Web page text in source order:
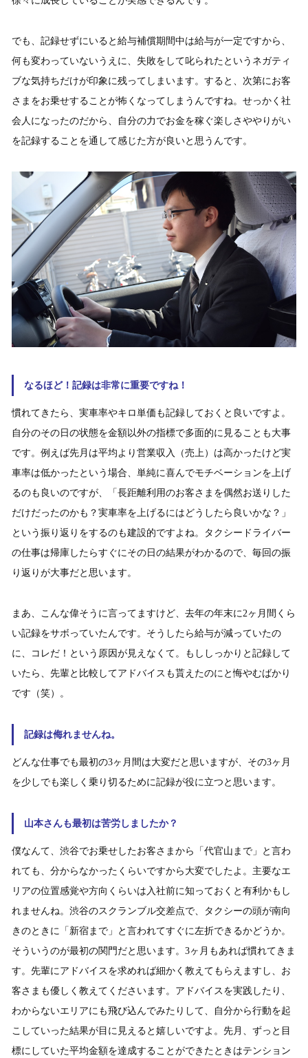
でも、記録せずにいると給与補償期間中は給与が一定ですから、
何も変わっていないうえに、失敗をして叱られたというネガティ
ブな気持ちだけが印象に残ってしまいます。すると、次第にお客
さまをお乗せすることが怖くなってしまうんですね。せっかく社
会人になったのだから、自分の力でお金を稼ぐ楽しさややりがい
を記録することを通して感じた方が良いと思うんです。
なるほど！記録は非常に重要ですね！
慣れてきたら、実車率やキロ単価も記録しておくと良いですよ。
自分のその日の状態を金額以外の指標で多面的に見ることも大事
です。例えば先月は平均より営業収入（売上）は高かったけど実
車率は低かったという場合、単純に喜んでモチベーションを上げ
るのも良いのですが、「長距離利用のお客さまを偶然お送りした
だけだったのかも？実車率を上げるにはどうしたら良いかな？」
という振り返りをするのも建設的ですよね。タクシードライバー
の仕事は帰庫したらすぐにその日の結果がわかるので、毎回の振
り返りが大事だと思います。
まあ、こんな偉そうに言ってますけど、去年の年末に2ヶ月間くら
い記録をサボっていたんです。そうしたら給与が減っていたの
に、コレだ！という原因が見えなくて。もししっかりと記録して
いたら、先輩と比較してアドバイスも貰えたのにと悔やむばかり
です（笑）。
記録は侮れませんね。
どんな仕事でも最初の3ヶ月間は大変だと思いますが、その3ヶ月
を少しでも楽しく乗り切るために記録が役に立つと思います。
山本さんも最初は苦労しましたか？
僕なんて、渋谷でお乗せしたお客さまから「代官山まで」と言わ
れても、分からなかったくらいですから大変でしたよ。主要なエ
リアの位置感覚や方向くらいは入社前に知っておくと有利かもし
れませんね。渋谷のスクランブル交差点で、タクシーの頭が南向
きのときに「新宿まで」と言われてすぐに左折できるかどうか。
そういうのが最初の関門だと思います。3ヶ月もあれば慣れてきま
す。先輩にアドバイスを求めれば細かく教えてもらえますし、お
客さまも優しく教えてくださいます。アドバイスを実践したり、
わからないエリアにも飛び込んでみたりして、自分から行動を起
こしていった結果が目に見えると嬉しいですよ。先月、ずっと目
標にしていた平均金額を達成することができたときはテンション